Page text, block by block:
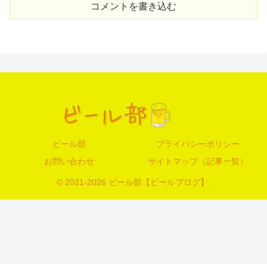
コメントを書き込む
ビール部
プライバシーポリシー
お問い合わせ
サイトマップ（記事一覧）
© 2021-2026 ビール部【ビールブログ】.